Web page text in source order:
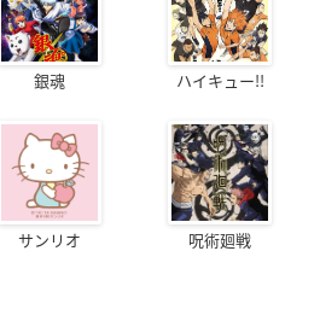
銀魂 ハイキュー!!
サンリオ 呪術廻戦